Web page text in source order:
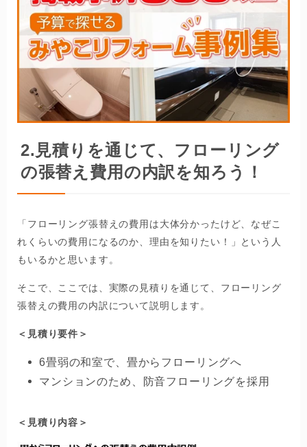
2. 見積りを通じて、フローリング
の張替え費用の内訳を知ろう！
「フローリング張替えの費用は大体分かったけど、なぜこ
れくらいの費用になるのか、理由を知りたい！」という人
もいるかと思います。
そこで、ここでは、実際の見積りを通じて、フローリング
張替えの費用の内訳について説明します。
＜見積り要件＞
6畳弱の和室で、畳からフローリングへ
マンションのため、防音フローリングを採用
＜見積り内容＞